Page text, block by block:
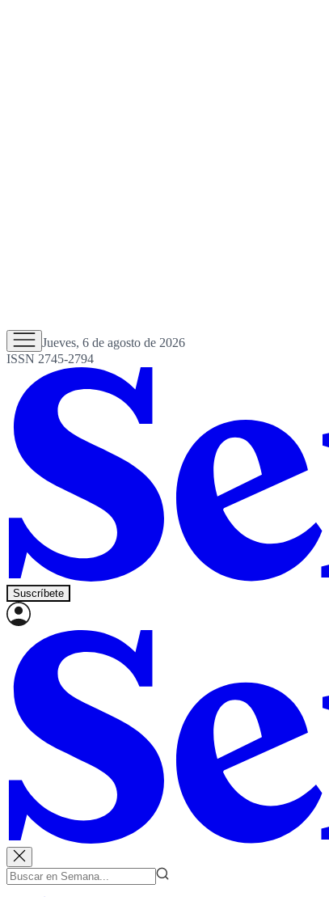
Jueves, 6 de agosto de 2026
ISSN 2745-2794
Suscríbete